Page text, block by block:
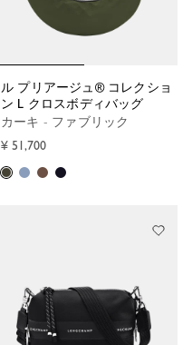
ル プリアージュ® コレクショ
ン L クロスボディバッグ
カーキ - ファブリック
¥ 51,700